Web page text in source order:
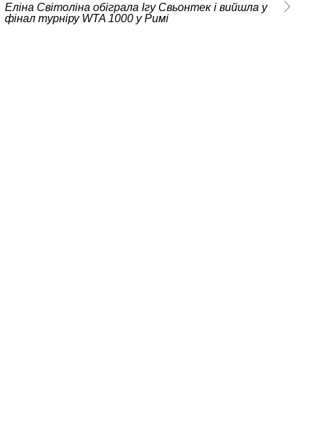
Еліна Світоліна обіграла Ігу Свьонтек і вийшла у
фінал турніру WTA 1000 у Римі